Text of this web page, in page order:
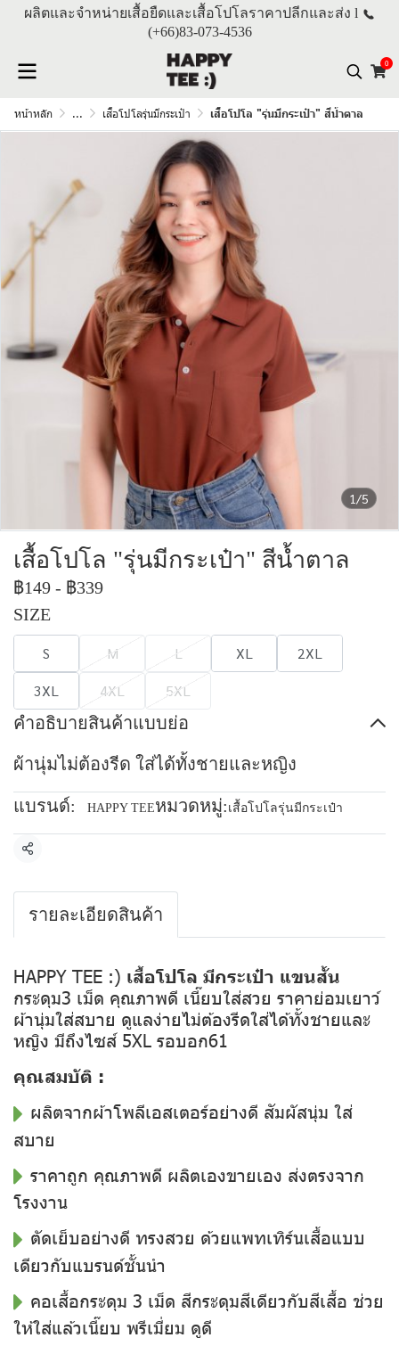
ผลิตและจำหน่ายเสื้อยืดและเสื้อโปโลราคาปลีกและส่ง l
(+66)83-073-4536
0
หน้าหลัก ... เสื้อโปโลรุ่นมีกระเป๋า เสื้อโปโล "รุ่นมีกระเป๋า" สีน้ำตาล
1/5
เสื้อโปโล "รุ่นมีกระเป๋า" สีน้ำตาล
฿149 - ฿339
SIZE
S M L XL
2XL
3XL
4XL 5XL
คำอธิบายสินค้าแบบย่อ
ผ้านุ่มไม่ต้องรีด ใส่ได้ทั้งชายและหญิง
แบรนด์: HAPPY TEEหมวดหมู่: เสื้อโปโลรุ่นมีกระเป๋า
แชร์
รายละเอียดสินค้า
HAPPY TEE :) เสื้อโปโล มีกระเป๋า แขนสั้น
กระดุม3 เม็ด คุณภาพดี เนี๊ยบใส่สวย ราคาย่อมเยาว์
ผ้านุ่มใส่สบาย ดูแลง่ายไม่ต้องรีดใส่ได้ทั้งชายและ
หญิง มีถึงไซส์ 5XL รอบอก61
คุณสมบัติ :
ผลิตจากผ้าโพลีเอสเตอร์อย่างดี สัมผัสนุ่ม ใส่
สบาย
ราคาถูก คุณภาพดี ผลิตเองขายเอง ส่งตรงจาก
โรงงาน
ตัดเย็บอย่างดี ทรงสวย ด้วยแพทเทิร์นเสื้อแบบ
เดียวกับแบรนด์ชั้นนำ
คอเสื้อกระดุม 3 เม็ด สีกระดุมสีเดียวกับสีเสื้อ ช่วย
ให้ใส่แล้วเนี๊ยบ พรีเมี่ยม ดูดี